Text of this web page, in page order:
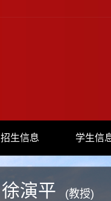
招生信息 学生信
徐演平 (教授)